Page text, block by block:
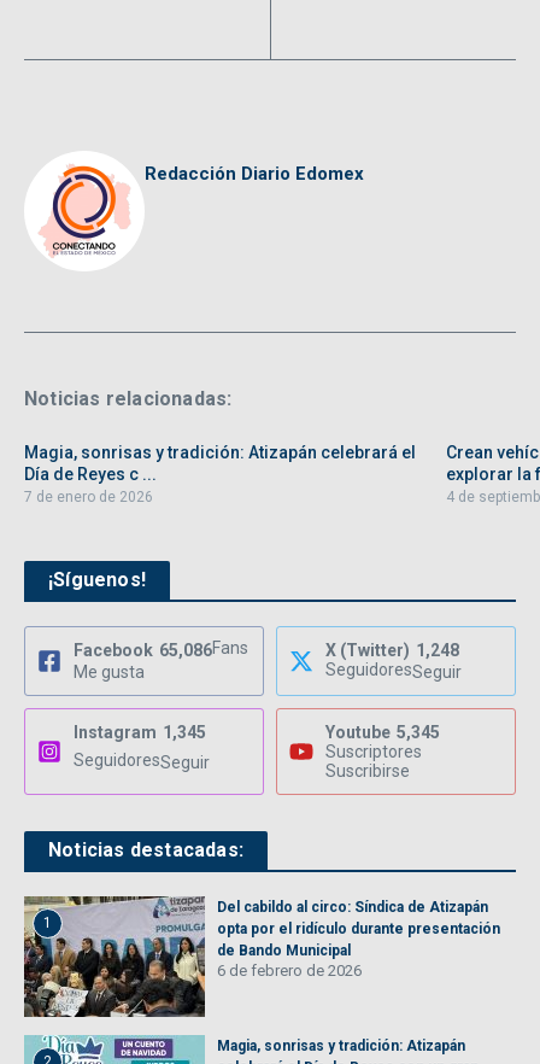
Redacción Diario Edomex
Noticias relacionadas:
Magia, sonrisas y tradición: Atizapán celebrará el
Día de Reyes c ...
7 de enero de 2026
Crean
explorar la
4 de
¡Síguenos!
Facebook 65,086Fans
Me gusta
X (Twitter) 1,248
SeguidoresSeguir
Instagram 1,345
SeguidoresSeguir
Youtube 5,345
Suscriptores
Suscribirse
Noticias destacadas:
1
Del cabildo al circo: Síndica de Atizapán
opta por el ridículo durante presentación
de Bando Municipal
6 de febrero de 2026
Magia, sonrisas y tradición: Atizapán